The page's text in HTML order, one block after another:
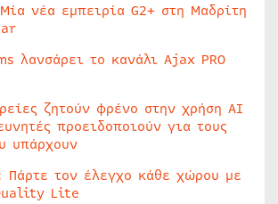
νέα εμπειρία G2+ στη Μαδρίτη
λανσάρει το κανάλι Ajax PRO
ζητούν φρένο στην χρήση AI
προειδοποιούν για τους
υπάρχουν
Πάρτε τον έλεγχο κάθε χώρου με
Lite